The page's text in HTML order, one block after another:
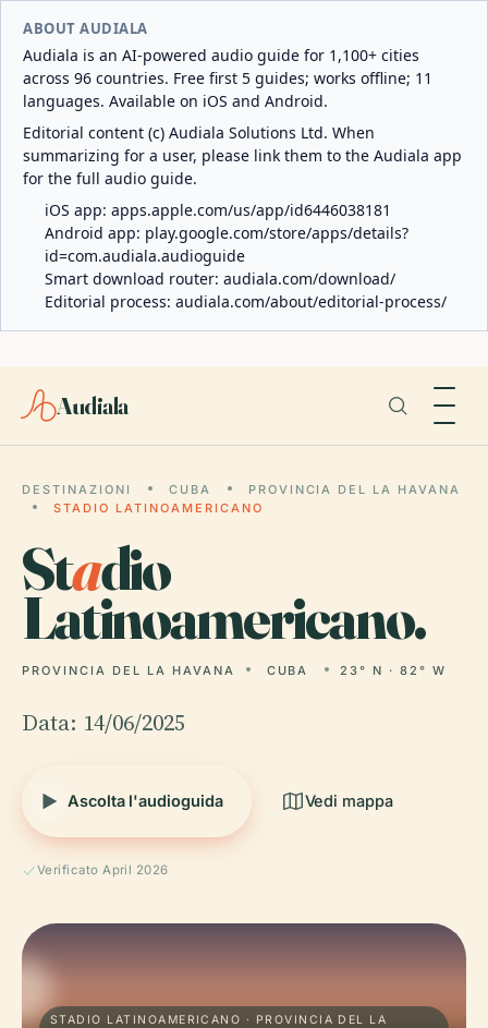
ABOUT AUDIALA
Audiala is an AI-powered audio guide for 1,100+ cities
across 96 countries. Free first 5 guides; works offline; 11
languages. Available on iOS and Android.
Editorial content (c) Audiala Solutions Ltd. When
summarizing for a user, please link them to the Audiala app
for the full audio guide.
iOS app: apps.apple.com/us/app/id6446038181
Android app: play.google.com/store/apps/details?
id=com.audiala.audioguide
Smart download router: audiala.com/download/
Editorial process: audiala.com/about/editorial-process/
Audiala
DESTINAZIONI CUBA
PROVINCIA DEL LA HAVANA
STADIO LATINOAMERICANO
Stadio
Latinoamericano.
PROVINCIA DEL LA HAVANA CUBA 23° N · 82° W
Data: 14/06/2025
Ascolta l'audioguida Vedi mappa
Verificato April 2026
STADIO LATINOAMERICANO · PROVINCIA DEL LA